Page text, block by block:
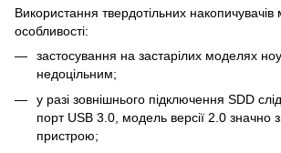
Використання твердотільних накопичувачів
особливості:
застосування на застарілих моделях
недоцільним;
у разі зовнішнього підключення SDD
порт USB 3.0, модель версії 2.0 значно
пристрою;